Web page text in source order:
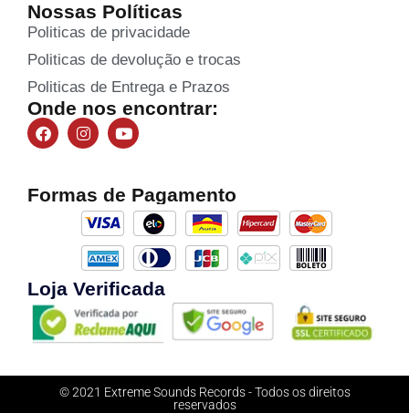
Nossas Políticas
Politicas de privacidade
Politicas de devolução e trocas
Politicas de Entrega e Prazos
Onde nos encontrar:
Formas de Pagamento
Loja Verificada
© 2021 Extreme Sounds Records - Todos os direitos
reservados